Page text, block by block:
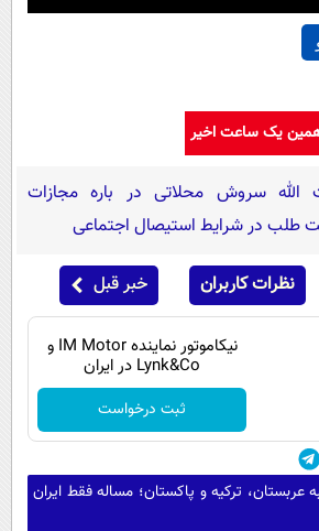
یک ساعت اخیر
الله سروش محلاتی در باره مجازات
طلب در شرایط استیصال اجتماعی
نظرات کاربران خبر قبل
نیکاموتور نماینده IM Motor و
Lynk&Co در ایران
ثبت درخواست
عربستان، ترکیه و پاکستان؛ مساله فقط ایران